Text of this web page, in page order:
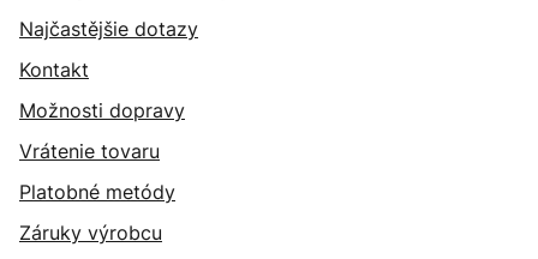
Najčastějšie dotazy
Kontakt
Možnosti dopravy
Vrátenie tovaru
Platobné metódy
Záruky výrobcu